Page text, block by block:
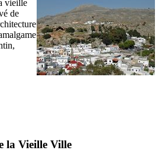
vieille
de
la Vieille Ville